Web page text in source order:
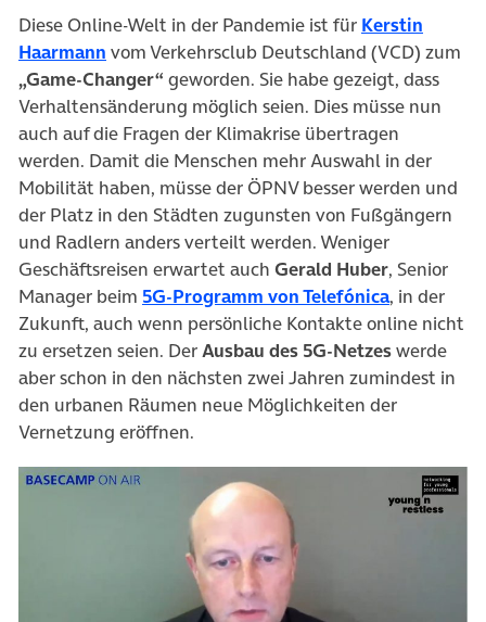
Diese Online-Welt in der Pandemie ist für Kerstin
Haarmann vom Verkehrsclub Deutschland (VCD) zum
„Game-Changer“ geworden. Sie habe gezeigt, dass
Verhaltensänderung möglich seien. Dies müsse nun
auch auf die Fragen der Klimakrise übertragen
werden. Damit die Menschen mehr Auswahl in der
Mobilität haben, müsse der ÖPNV besser werden und
der Platz in den Städten zugunsten von Fußgängern
und Radlern anders verteilt werden. Weniger
Geschäftsreisen erwartet auch Gerald Huber, Senior
Manager beim 5G-Programm von Telefónica, in der
Zukunft, auch wenn persönliche Kontakte online nicht
zu ersetzen seien. DerAusbau des 5G-Netzeswerde
aber schon in den nächsten zwei Jahren zumindest in
den urbanen Räumen neue Möglichkeiten der
Vernetzung eröffnen.